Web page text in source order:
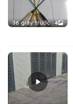
36 giây trước 4